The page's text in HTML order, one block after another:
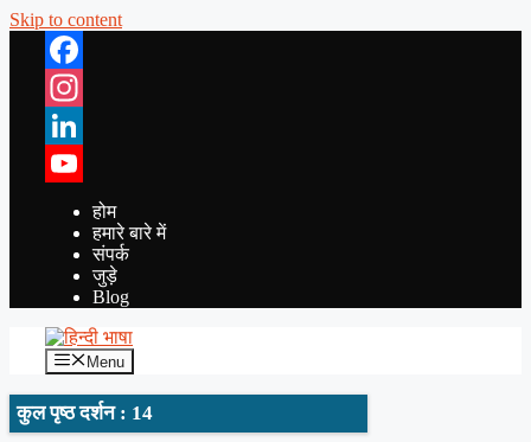
Skip to content
Facebook
Instagram
LinkedIn
YouTube
होम
हमारे बारे में
संपर्क
जुड़े
Blog
Menu
कुल पृष्ठ दर्शन : 14